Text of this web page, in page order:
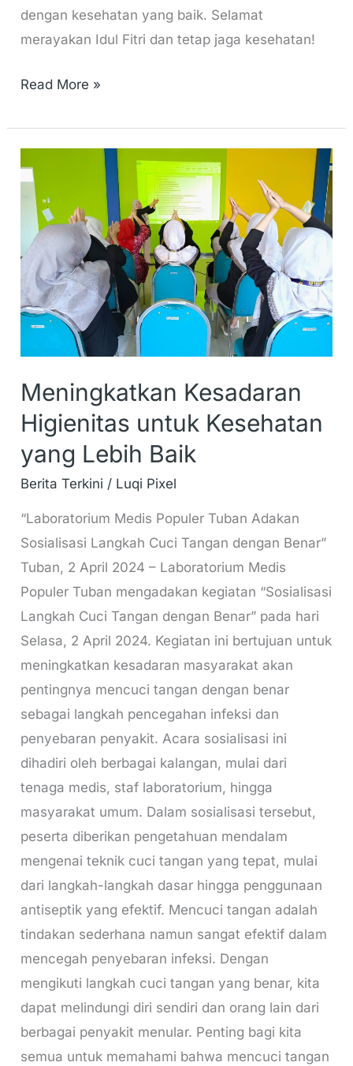
dengan kesehatan yang baik. Selamat
merayakan Idul Fitri dan tetap jaga kesehatan!
Read More »
Meningkatkan Kesadaran
Higienitas untuk Kesehatan
yang Lebih Baik
Berita Terkini / Luqi Pixel
“Laboratorium Medis Populer Tuban Adakan
Sosialisasi Langkah Cuci Tangan dengan Benar”
Tuban, 2 April 2024 – Laboratorium Medis
Populer Tuban mengadakan kegiatan “Sosialisasi
Langkah Cuci Tangan dengan Benar” pada hari
Selasa, 2 April 2024. Kegiatan ini bertujuan untuk
meningkatkan kesadaran masyarakat akan
pentingnya mencuci tangan dengan benar
sebagai langkah pencegahan infeksi dan
penyebaran penyakit. Acara sosialisasi ini
dihadiri oleh berbagai kalangan, mulai dari
tenaga medis, staf laboratorium, hingga
masyarakat umum. Dalam sosialisasi tersebut,
peserta diberikan pengetahuan mendalam
mengenai teknik cuci tangan yang tepat, mulai
dari langkah-langkah dasar hingga penggunaan
antiseptik yang efektif. Mencuci tangan adalah
tindakan sederhana namun sangat efektif dalam
mencegah penyebaran infeksi. Dengan
mengikuti langkah cuci tangan yang benar, kita
dapat melindungi diri sendiri dan orang lain dari
berbagai penyakit menular. Penting bagi kita
semua untuk memahami bahwa mencuci tangan
Meningkatkan
Kesadaran
Higienitas
untuk
Kesehatan
yang
Lebih
Baik